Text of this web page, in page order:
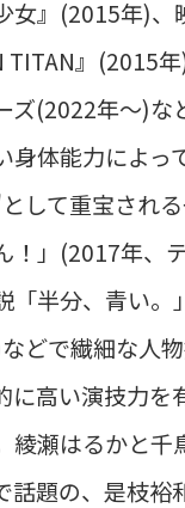
女』(2015年)
TITAN』(2015
ズ(2022年～)な
身体能力によっ
して重宝され
！」(2017年、
「半分、青い。
どで繊細な人
に高い演技力を
綾瀬はるかと千
話題の、是枝裕